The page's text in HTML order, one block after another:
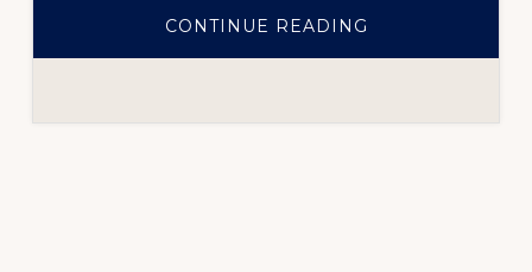
CONTINUE READING
RISALITA